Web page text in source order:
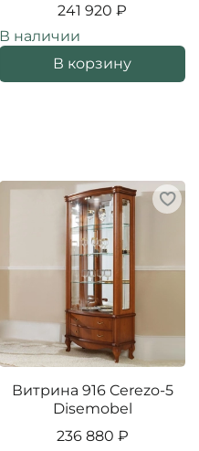
241 920 ₽
В наличии
В корзину
Витрина 916 Cerezo-5
Disemobel
236 880 ₽